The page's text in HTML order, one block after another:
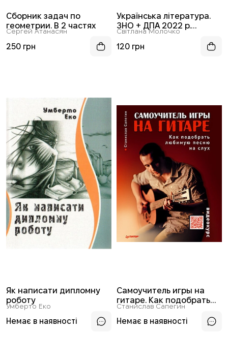
Сборник задач по
геометрии. В 2 частях
Сергей Атанасян
250 грн
Українська література.
ЗНО + ДПА 2022 р.
Збірник тестових
завдань
Світлана Молочко
120 грн
Як написати дипломну
роботу
Умберто Еко
Немає в наявності
Самоучитель игры на
гитаре. Как подобрать
любимую песню на слух
Станислав Сапегин
Немає в наявності